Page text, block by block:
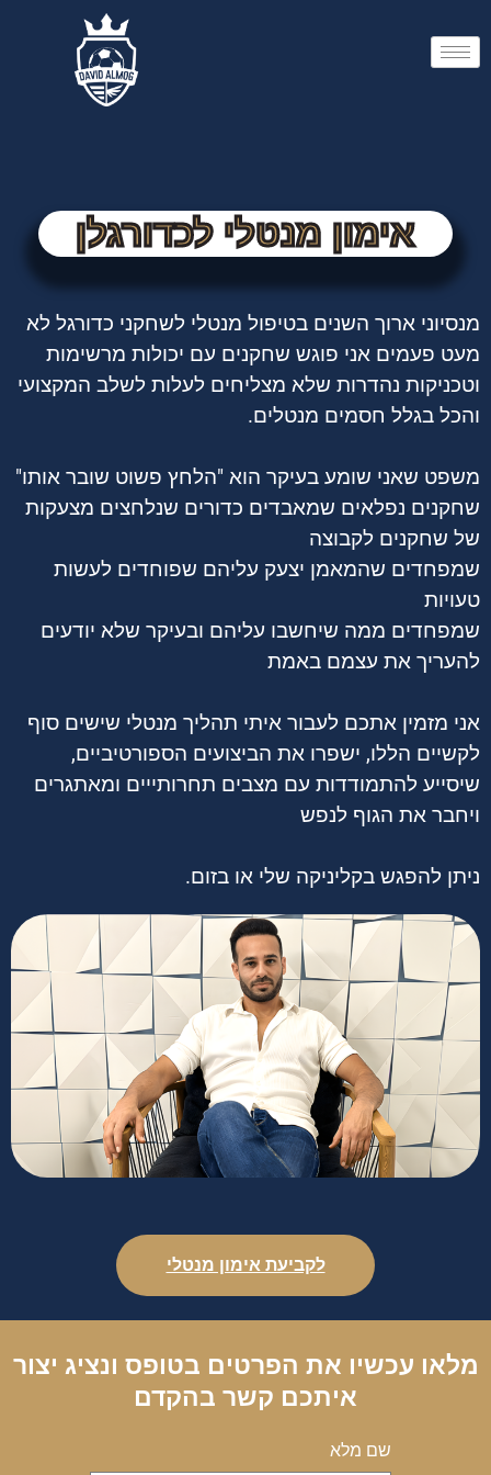
zoom_out זום (הקטנה)
zoom_in זום (הגדלה)
add_circle_outline הגדלת גופן
spellcheck גופן קריא
brightness_high ניגודיות בהירה
format_underlined הוסף קו תחתון לקישורים
font_download
סמן קישורים
cached
הצהרת נגישות
אימון מנטלי לכדורגלן
מנסיוני ארוך השנים בטיפול מנטלי לשחקני כדורגל לא
מעט פעמים אני פוגש שחקנים עם יכולות מרשימות
וטכניקות נהדרות שלא מצליחים לעלות לשלב המקצועי
והכל בגלל חסמים מנטלים.
משפט שאני שומע בעיקר הוא "הלחץ פשוט שובר אותו"
שחקנים נפלאים שמאבדים כדורים שנלחצים מצעקות
של שחקנים לקבוצה
שמפחדים שהמאמן יצעק עליהם שפוחדים לעשות
טעויות
שמפחדים ממה שיחשבו עליהם ובעיקר שלא יודעים
להעריך את עצמם באמת
אני מזמין אתכם לעבור איתי תהליך מנטלי שישים סוף
לקשיים הללו, ישפרו את הביצועים הספורטיביים,
שיסייע להתמודדות עם מצבים תחרותייים ומאתגרים
ויחבר את הגוף לנפש
ניתן להפגש בקליניקה שלי או בזום.
לקביעת אימון מנטלי
מלאו עכשיו את הפרטים בטופס ונציג יצור
איתכם קשר בהקדם
שם מלא